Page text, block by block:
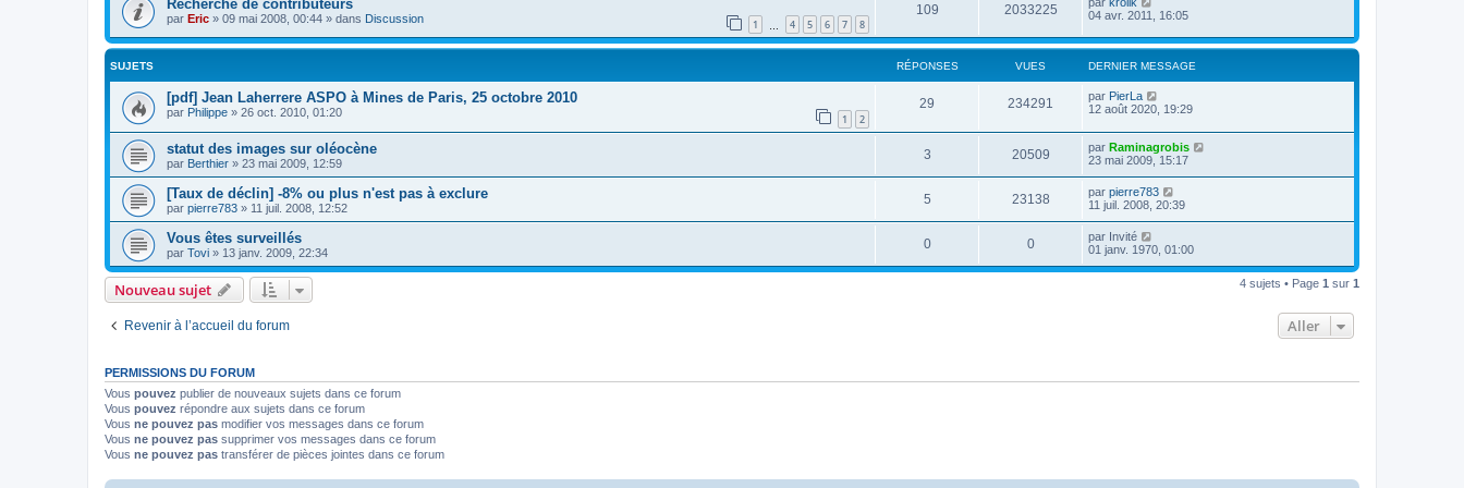
Recherche de contributeurs
par Eric » 09 mai 2008, 00:44 » dans Discussion 1 4 5 6 7 8
109 2033225
04 avr. 2011, 16:05
SUJETS RÉPONSES VUES DERNIER MESSAGE
[pdf] Jean Laherrere ASPO à Mines de Paris, 25 octobre 2010
par Philippe » 26 oct. 2010, 01:20 1 2
29 234291 par PierLa
12 août 2020, 19:29
statut des images sur oléocène
par Berthier » 23 mai 2009, 12:59
3 20509 par Raminagrobis
23 mai 2009, 15:17
[Taux de déclin] -8% ou plus n'est pas à exclure
par pierre783 » 11 juil. 2008, 12:52
5 23138 par pierre783
11 juil. 2008, 20:39
Vous êtes surveillés
par Tovi » 13 janv. 2009, 22:34
0 0 par Invité
01 janv. 1970, 01:00
Nouveau sujet 4 sujets • Page 1 sur 1
Revenir à l’accueil du forum Aller
PERMISSIONS DU FORUM
Vous pouvez publier de nouveaux sujets dans ce forum
Vous pouvez répondre aux sujets dans ce forum
Vous ne pouvez pas modifier vos messages dans ce forum
Vous ne pouvez pas supprimer vos messages dans ce forum
Vous ne pouvez pas transférer de pièces jointes dans ce forum